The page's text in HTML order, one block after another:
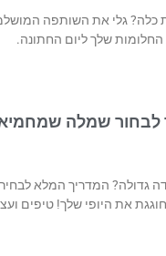
גלי את השותפה
שלך ליום החתונה.
לבחור שמלה
גדולה? המדריך המלא
את היופי שלך! טיפים